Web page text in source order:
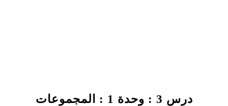
درس 3 : وحدة 1 : المجموعات